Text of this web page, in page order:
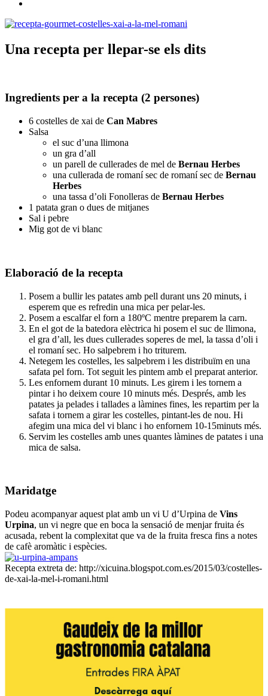
Una recepta per llepar-se els dits
Ingredients per a la recepta (2 persones)
6 costelles de xai de Can Mabres
Salsa
el suc d’una llimona
un gra d’all
un parell de cullerades de mel de Bernau Herbes
una cullerada de romaní sec de romaní sec de Bernau
Herbes
una tassa d’oli Fonolleras de Bernau Herbes
1 patata gran o dues de mitjanes
Sal i pebre
Mig got de vi blanc
Elaboració de la recepta
Posem a bullir les patates amb pell durant uns 20 minuts, i
esperem que es refredin una mica per pelar-les.
Posem a escalfar el forn a 180ºC mentre preparem la carn.
En el got de la batedora elèctrica hi posem el suc de llimona,
el gra d’all, les dues cullerades soperes de mel, la tassa d’oli i
el romaní sec. Ho salpebrem i ho triturem.
Netegem les costelles, les salpebrem i les distribuïm en una
safata pel forn. Tot seguit les pintem amb el preparat anterior.
Les enfornem durant 10 minuts. Les girem i les tornem a
pintar i ho deixem coure 10 minuts més. Després, amb les
patates ja pelades i tallades a làmines fines, les repartim per la
safata i tornem a girar les costelles, pintant-les de nou. Hi
afegim una mica del vi blanc i ho enfornem 10-15minuts més.
Servim les costelles amb unes quantes làmines de patates i una
mica de salsa.
Maridatge
Podeu acompanyar aquest plat amb un vi U d’Urpina de Vins
Urpina, un vi negre que en boca la sensació de menjar fruita és
acusada, rebent la complexitat que va de la fruita fresca fins a notes
de cafè aromàtic i espècies.
Recepta extreta de: http://xicuina.blogspot.com.es/2015/03/costelles-
de-xai-la-mel-i-romani.html